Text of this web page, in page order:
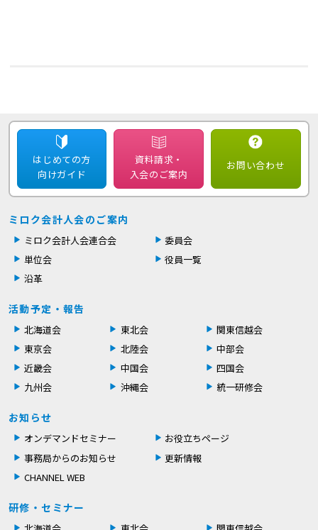
はじめての方
向けガイド
資料請求・
入会のご案内
お問い合わせ
ミロク会計人会のご案内
ミロク会計人会連合会
委員会
単位会
役員一覧
沿革
活動予定・報告
北海道会 東北会
関東信越会
東京会
北陸会
中部会
近畿会
中国会
四国会
九州会
沖縄会 統一研修会
お知らせ
オンデマンドセミナー
お役立ちページ
事務局からのお知らせ
更新情報
CHANNEL WEB
研修・セミナー